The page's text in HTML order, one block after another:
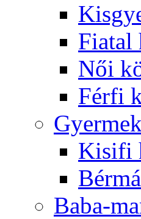
Fiatal
Női
Férfi
Kisifi
Baba-